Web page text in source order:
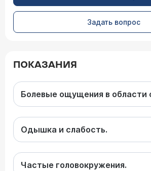
Задать вопрос
ПОКАЗАНИЯ
Болевые ощущения в области
Одышка и слабость.
Частые головокружения.